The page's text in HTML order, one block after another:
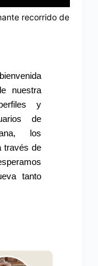
recorrido de
nuestra
y
de
los
través de
tanto